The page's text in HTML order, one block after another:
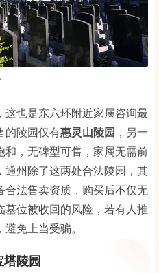
这也是东六环附近家属咨询最
的陵园仅有惠灵山陵园 ，另一
和，无碑型可售，家属无需前
通州除了这两处合法陵园，其
合法售卖资质，购买后不仅无
位被收回的风险，若有人推
免上当受骗。
塔陵园